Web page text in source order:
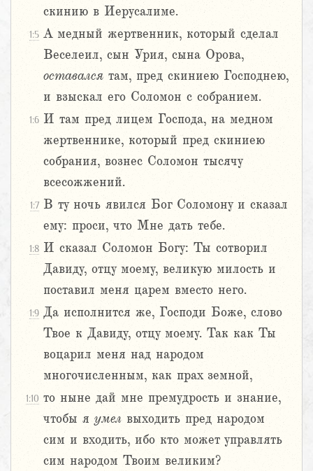
скинию в Иерусалиме.
1:5 А медный жертвенник, который сделал
Веселеил, сын Урия, сына Орова,
оставался там, пред скиниею Господнею,
и взыскал его Соломон с собранием.
1:6 И там пред лицем Господа, на медном
жертвеннике, который пред скиниею
собрания, вознес Соломон тысячу
всесожжений.
1:7 В ту ночь явился Бог Соломону и сказал
ему: проси, что Мне дать тебе.
1:8 И сказал Соломон Богу: Ты сотворил
Давиду, отцу моему, великую милость и
поставил меня царем вместо него.
1:9 Да исполнится же, Господи Боже, слово
Твое к Давиду, отцу моему. Так как Ты
воцарил меня над народом
многочисленным, как прах земной,
1:10 то ныне дай мне премудрость и знание,
чтобы я умел выходить пред народом
сим и входить, ибо кто может управлять
сим народом Твоим великим?